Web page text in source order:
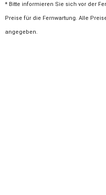
* Bitte informieren Sie sich vor der
Preise für die Fernwartung. Alle
angegeben.